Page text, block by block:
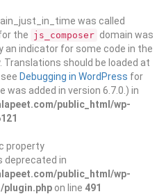
was called
the js_composer domain was
an indicator for some code in the
Translations should be loaded at
Debugging in WordPress for
added in version 6.7.0.) in
public_html/wp-
property
deprecated in
public_html/wp-
on line 491